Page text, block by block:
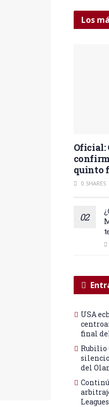
Los
Oficial:
quinto
0 SHARES
USA
final
Rubilio
del